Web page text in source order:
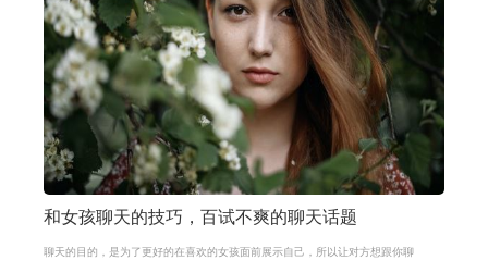
和女孩聊天的技巧，百试不爽的聊天话题
聊天的目的，是为了更好的在喜欢的女孩面前展示自己，所以让对方想跟你聊